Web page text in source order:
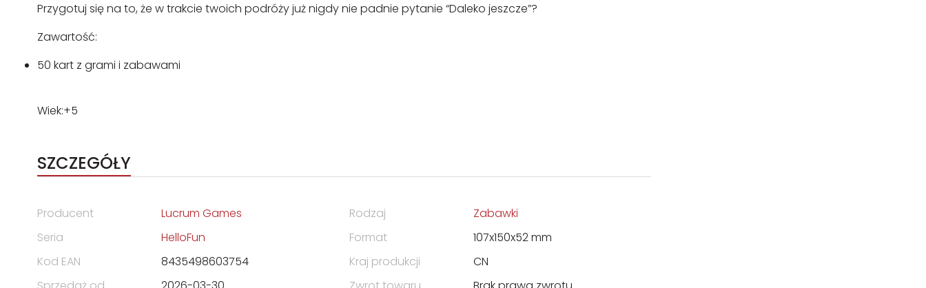
Przygotuj się na to, że w trakcie twoich podróży już nigdy nie padnie pytanie “Daleko jeszcze”?
Zawartość:
50 kart z grami i zabawami
Wiek:+5
SZCZEGÓŁY
Producent
Lucrum Games
Seria
HelloFun
Kod EAN
8435498603754
Rodzaj
Zabawki
Format
107x150x52 mm
Kraj produkcji
CN